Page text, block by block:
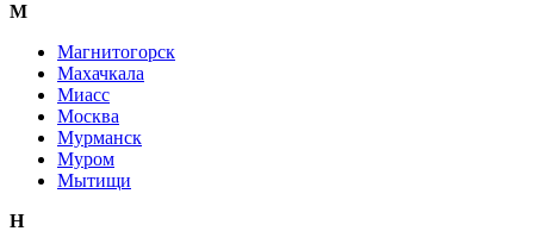
М
Магнитогорск
Махачкала
Миасс
Москва
Мурманск
Муром
Мытищи
Н